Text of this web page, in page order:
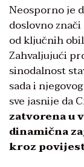
Neosporno je
doslovno znači
od ključnih
Zahvaljujući
sinodalnost
sada i
sve jasnije da
zatvorena u
dinamična
kroz